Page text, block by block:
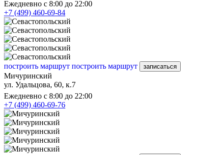
Ежедневно с 8:00 до 22:00
+7 (499) 460-69-84
построить маршрут построить маршрут записаться
Мичуринский
ул. Удальцова, 60, к.7
Ежедневно с 8:00 до 22:00
+7 (499) 460-69-76